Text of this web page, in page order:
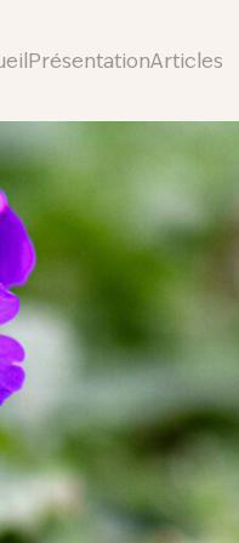
PrésentationArticles